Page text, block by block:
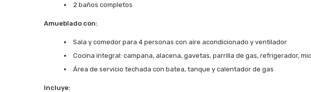
2 baños completos
Amueblado con:
Sala y comedor para 4 personas con aire acondicionado y ventilador
Cocina integral: campana, alacena, gavetas, parrilla de gas, refrigerador,
Área de servicio techada con batea, tanque y calentador de gas
Incluye: